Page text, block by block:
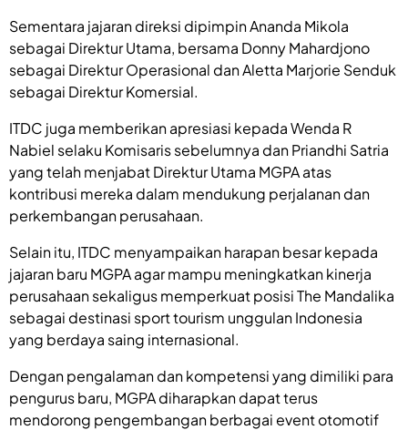
Sementara jajaran direksi dipimpin Ananda Mikola
sebagai Direktur Utama, bersama Donny Mahardjono
sebagai Direktur Operasional dan Aletta Marjorie Senduk
sebagai Direktur Komersial.
ITDC juga memberikan apresiasi kepada Wenda R
Nabiel selaku Komisaris sebelumnya dan Priandhi Satria
yang telah menjabat Direktur Utama MGPA atas
kontribusi mereka dalam mendukung perjalanan dan
perkembangan perusahaan.
Selain itu, ITDC menyampaikan harapan besar kepada
jajaran baru MGPA agar mampu meningkatkan kinerja
perusahaan sekaligus memperkuat posisi The Mandalika
sebagai destinasi sport tourism unggulan Indonesia
yang berdaya saing internasional.
Dengan pengalaman dan kompetensi yang dimiliki para
pengurus baru, MGPA diharapkan dapat terus
mendorong pengembangan berbagai event otomotif